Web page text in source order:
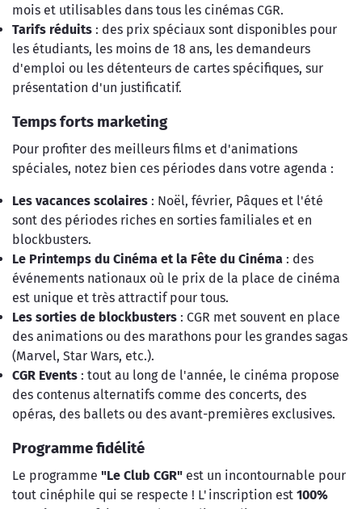
mois et utilisables dans tous les cinémas CGR.
Tarifs réduits : des prix spéciaux sont disponibles pour
les étudiants, les moins de 18 ans, les demandeurs
d'emploi ou les détenteurs de cartes spécifiques, sur
présentation d'un justificatif.
Temps forts marketing
Pour profiter des meilleurs films et d'animations
spéciales, notez bien ces périodes dans votre agenda :
Les vacances scolaires : Noël, février, Pâques et l'été
sont des périodes riches en sorties familiales et en
blockbusters.
Le Printemps du Cinéma et la Fête du Cinéma : des
événements nationaux où le prix de la place de cinéma
est unique et très attractif pour tous.
Les sorties de blockbusters : CGR met souvent en place
des animations ou des marathons pour les grandes sagas
(Marvel, Star Wars, etc.).
CGR Events : tout au long de l'année, le cinéma propose
des contenus alternatifs comme des concerts, des
opéras, des ballets ou des avant-premières exclusives.
Programme fidélité
Le programme "Le Club CGR" est un incontournable pour
tout cinéphile qui se respecte ! L'inscription est 100%